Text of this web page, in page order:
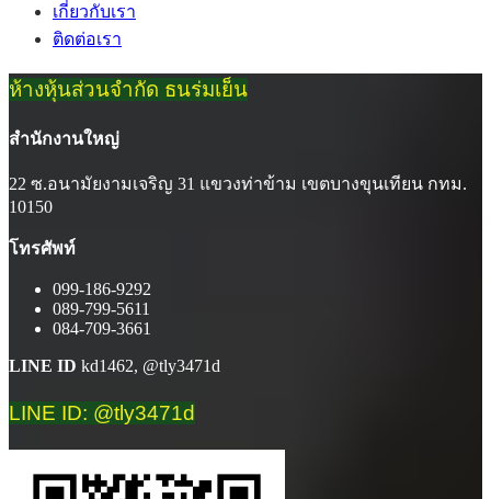
เกี่ยวกับเรา
ติดต่อเรา
ห้างหุ้นส่วนจำกัด ธนร่มเย็น
สำนักงานใหญ่
22 ซ.อนามัยงามเจริญ 31 แขวงท่าข้าม เขตบางขุนเทียน กทม.
10150
โทรศัพท์
099-186-9292
089-799-5611
084-709-3661
LINE ID kd1462, @tly3471d
LINE ID: @tly3471d